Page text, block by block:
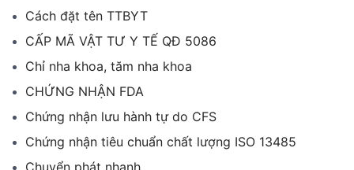
Cách đặt tên TTBYT
CẤP MÃ VẬT TƯ Y TẾ QĐ 5086
Chỉ nha khoa, tăm nha khoa
CHỨNG NHẬN FDA
Chứng nhận lưu hành tự do CFS
Chứng nhận tiêu chuẩn chất lượng ISO 13485